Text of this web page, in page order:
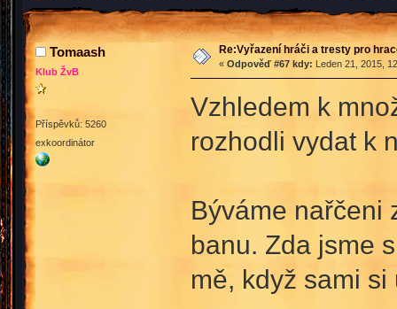
Tomaash
Klub ŽvB
Příspěvků: 5260
exkoordinátor
Re:Vyřazení hráči a tresty pro
« Odpověď #67 kdy: Leden 21, 2015,
Vzhledem k
rozhodli vydat k
Býváme nařčeni
banu. Zda jsme
mě, když sami